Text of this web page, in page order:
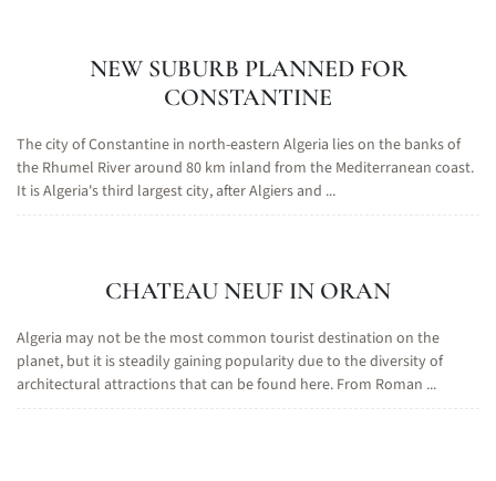
NEW SUBURB PLANNED FOR
CONSTANTINE
The city of Constantine in north-eastern Algeria lies on the banks of
the Rhumel River around 80 km inland from the Mediterranean coast.
It is Algeria's third largest city, after Algiers and ...
CHATEAU NEUF IN ORAN
Algeria may not be the most common tourist destination on the
planet, but it is steadily gaining popularity due to the diversity of
architectural attractions that can be found here. From Roman ...